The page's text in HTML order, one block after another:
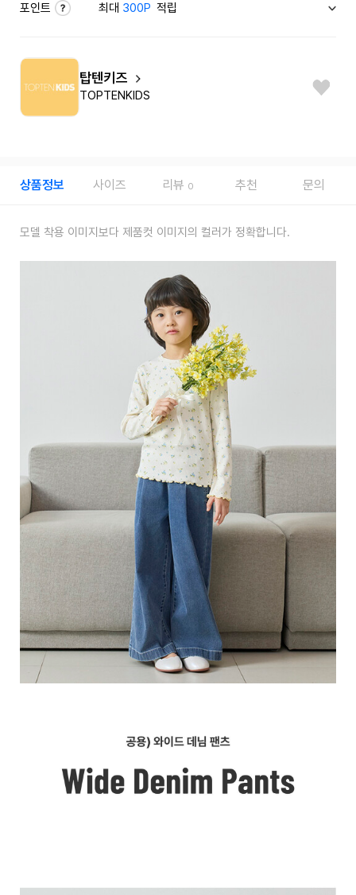
포인트 최대 300P 적립
탑텐키즈
TOPTENKIDS
상품정보 사이즈 리뷰 0 추천 문의
모델 착용 이미지보다 제품컷 이미지의 컬러가 정확합니다.